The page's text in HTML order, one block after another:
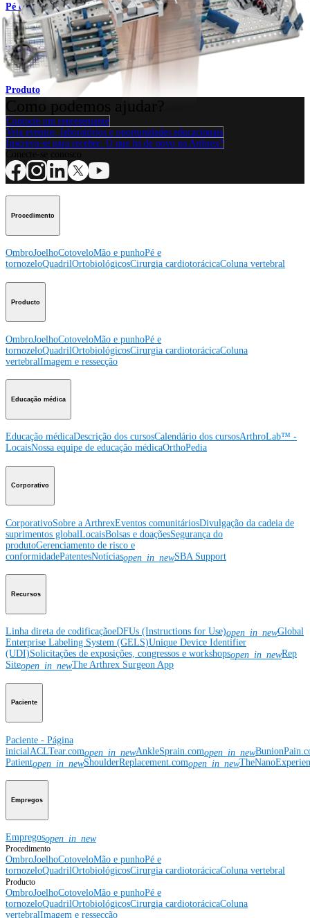
Pé e tornozelo
Talus OATS®Set
Produto
Como podemos ajudar?
Contacte um representante
Veja eventos, laboratórios e oportunidades educacionais
Inscreva-se para receber: O que há de novo na Arthrex?
Procedimento
OmbroJoelhoCotoveloMão e punhoPé e
tornozeloQuadrilOrtobiológicosCirurgia cardiotorácicaColuna vertebral
Producto
OmbroJoelhoCotoveloMão e punhoPé e
tornozeloQuadrilOrtobiológicosCirurgia cardiotorácicaColuna
vertebralImagem e ressecção
Educação médica
Educação médicaDescrição dos cursosCalendário dos cursosArthroLab™ -
LocaisNossa equipe de educação médicaOrthoPedia
Corporativo
CorporativoSobre a ArthrexEventos comunitáriosDivulgação da cadeia de
suprimentos globalLocaisBolsas e doaçõesSegurança do
produtoGerenciamento de risco e
conformidadePatentesNotíciasopen_in_newSBA Support
Recursos
Linha direta de codificaçãoeDFUs (Instructions for Use)open_in_newGlobal
Enterprise Labeling System (GELS)Unique Device Identifier
(UDI)Solicitações de exposições, congressos e workshopsopen_in_newRep
Siteopen_in_newThe Arthrex Surgeon App
Paciente
Paciente - Página
inicialACLTear.comopen_in_newAnkleSprain.comopen_in_new
Patientopen_in_newShoulderReplacement.comopen_in_new
Empregos
Empregosopen_in_new
Procedimento
OmbroJoelhoCotoveloMão e punhoPé e
tornozeloQuadrilOrtobiológicosCirurgia cardiotorácicaColuna vertebral
Producto
OmbroJoelhoCotoveloMão e punhoPé e
tornozeloQuadrilOrtobiológicosCirurgia cardiotorácicaColuna
vertebralImagem e ressecção